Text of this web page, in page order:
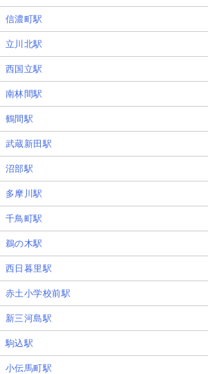
信濃町駅
立川北駅
西国立駅
南林間駅
鶴間駅
武蔵新田駅
沼部駅
多摩川駅
千鳥町駅
鵜の木駅
西日暮里駅
赤土小学校前駅
新三河島駅
駒込駅
小伝馬町駅